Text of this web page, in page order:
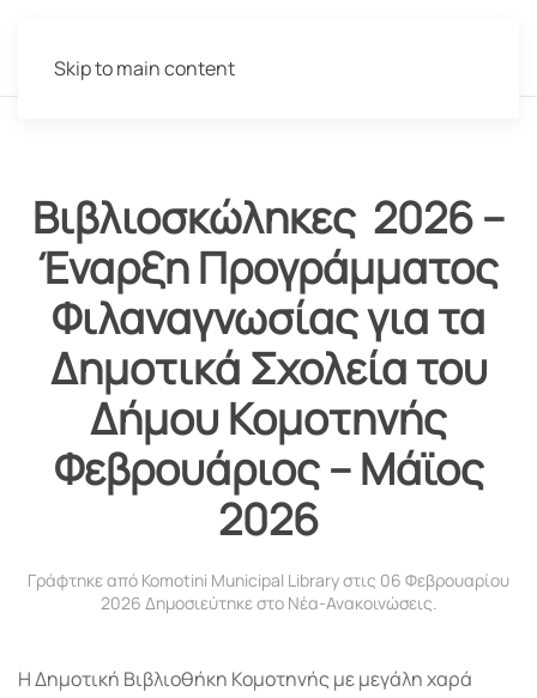
Skip to main content
Βιβλιοσκώληκες 2026 –
Έναρξη Προγράμματος
Φιλαναγνωσίας για τα
Δημοτικά Σχολεία του
Δήμου Κομοτηνής
Φεβρουάριος – Μάϊος
2026
Γράφτηκε από Komotini Municipal Library στις 06 Φεβρουαρίου
2026 Δημοσιεύτηκε στο Νέα-Ανακοινώσεις.
Η Δημοτική Βιβλιοθήκη Κομοτηνής με μεγάλη χαρά